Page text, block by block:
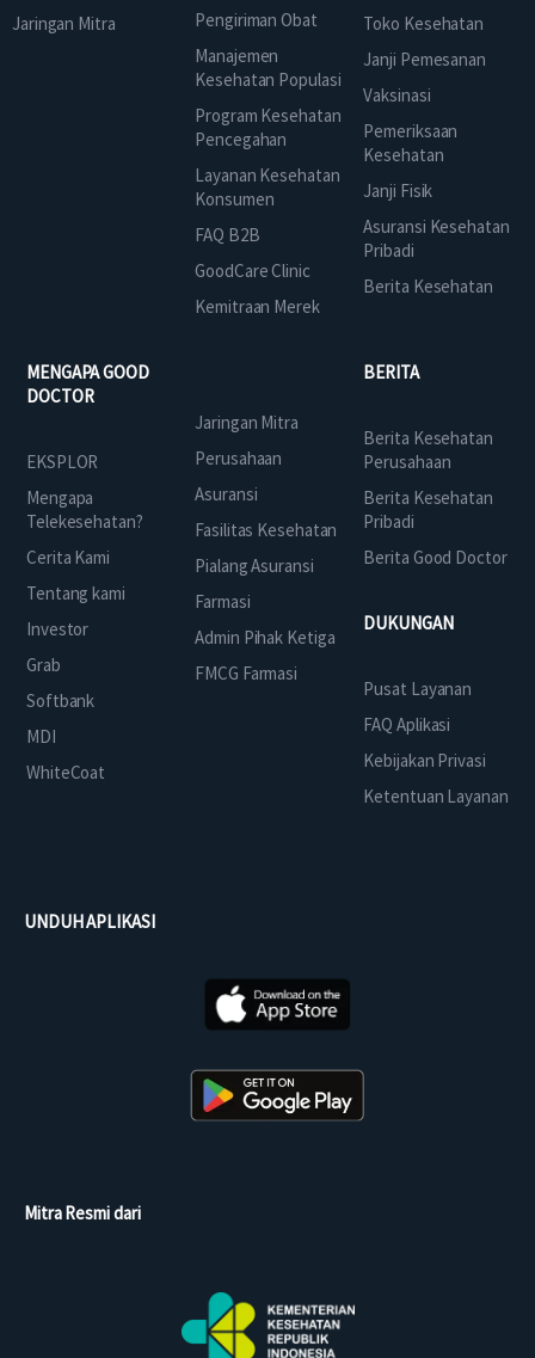
Jaringan Mitra
Pengiriman Obat
Manajemen
Kesehatan Populasi
Program Kesehatan
Pencegahan
Layanan Kesehatan
Konsumen
FAQ B2B
GoodCare Clinic
Kemitraan Merek
Toko Kesehatan
Janji Pemesanan
Vaksinasi
Pemeriksaan
Kesehatan
Janji Fisik
Asuransi Kesehatan
Pribadi
Berita Kesehatan
MENGAPA GOOD
DOCTOR
EKSPLOR
Mengapa
Telekesehatan?
Cerita Kami
Tentang kami
Investor
Grab
Softbank
MDI
WhiteCoat
Jaringan Mitra
Perusahaan
Asuransi
Fasilitas Kesehatan
Pialang Asuransi
Farmasi
Admin Pihak Ketiga
FMCG Farmasi
BERITA
Berita Kesehatan
Perusahaan
Berita Kesehatan
Pribadi
Berita Good Doctor
DUKUNGAN
Pusat Layanan
FAQ Aplikasi
Kebijakan Privasi
Ketentuan Layanan
UNDUH APLIKASI
Mitra Resmi dari